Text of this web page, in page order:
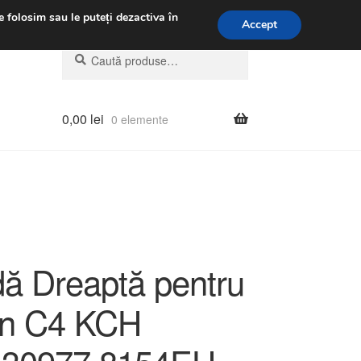
031 229 6816
Caută
după:
Caută
0,00 lei 0 elemente
Dreaptă pentru
C4 KCH
folosim sau le puteți dezactiva în
Accept